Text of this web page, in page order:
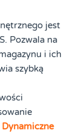
jest
Pozwala na
i ich
szybką
Dynamiczne